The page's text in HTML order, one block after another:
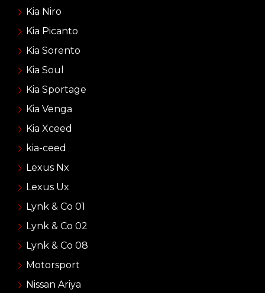
Kia Niro
Kia Picanto
Kia Sorento
Kia Soul
Kia Sportage
Kia Venga
Kia Xceed
kia-ceed
Lexus Nx
Lexus Ux
Lynk & Co 01
Lynk & Co 02
Lynk & Co 08
Motorsport
Nissan Ariya